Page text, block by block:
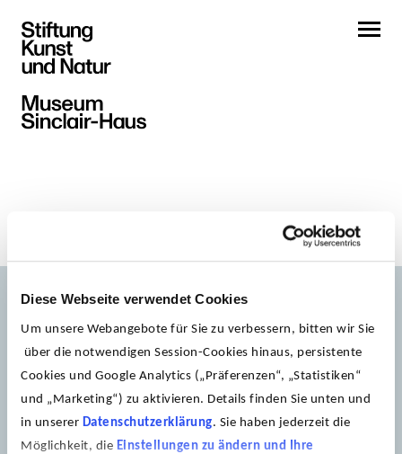
Diese Webseite verwendet Cookies
Um unsere Webangebote für Sie zu verbessern, bitten wir Sie
über die notwendigen Session-Cookies hinaus, persistente
Cookies und Google Analytics („Präferenzen“, „Statistiken“
und „Marketing“) zu aktivieren. Details finden Sie unten und
in unserer Datenschutzerklärung. Sie haben jederzeit die
Möglichkeit, die Einstellungen zu ändern und Ihre
Museum Sinclair-Haus